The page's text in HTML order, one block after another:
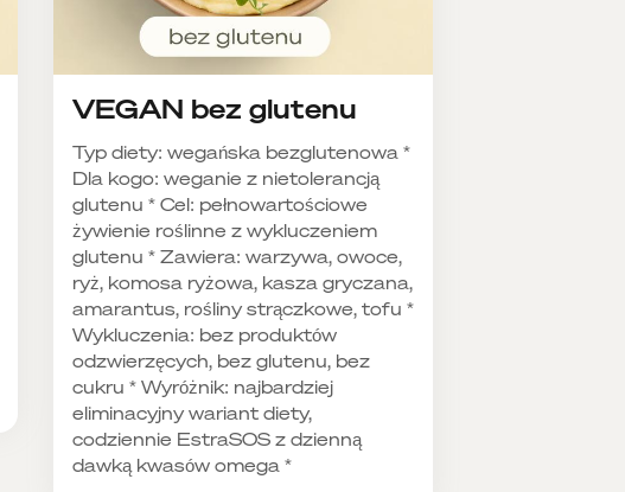
VEGAN bez glutenu
Typ diety: wegańska bezglutenowa *
Dla kogo: weganie z nietolerancją
glutenu * Cel: pełnowartościowe
żywienie roślinne z wykluczeniem
glutenu * Zawiera: warzywa, owoce,
ryż, komosa ryżowa, kasza gryczana,
amarantus, rośliny strączkowe, tofu *
Wykluczenia: bez produktów
odzwierzęcych, bez glutenu, bez
cukru * Wyróżnik: najbardziej
eliminacyjny wariant diety,
codziennie EstraSOS z dzienną
dawką kwasów omega *